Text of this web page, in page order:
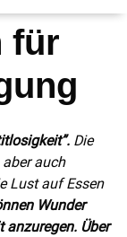
für
Die
auch
Lust auf Essen
Wunder
anzuregen. Über